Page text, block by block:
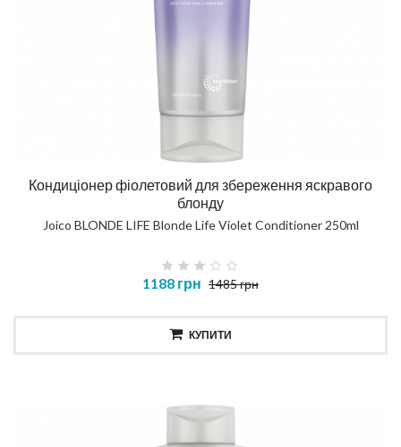
Кондиціонер фіолетовий для збереження яскравого
блонду
Joico BLONDE LIFE Blonde Life Violet Conditioner 250ml
1188 грн 1485 грн
КУПИТИ